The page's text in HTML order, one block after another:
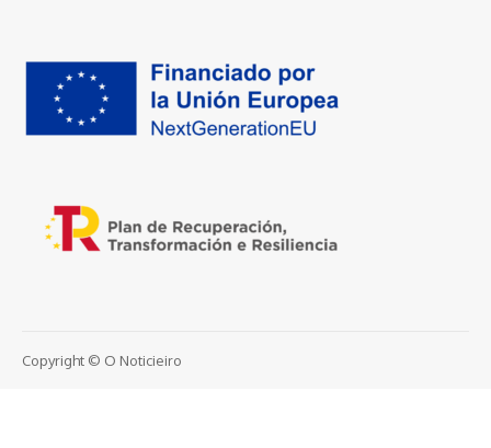
Copyright © O Noticieiro